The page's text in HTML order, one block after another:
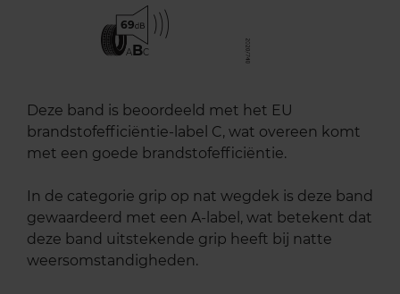
69
ABC
Deze band is beoordeeld met het EU
brandstofefficiëntie-label C, wat overeen komt
met een goede brandstofefficiëntie.
In de categorie grip op nat wegdek is deze band
gewaardeerd met een A-label, wat betekent dat
deze band uitstekende grip heeft bij natte
weersomstandigheden.